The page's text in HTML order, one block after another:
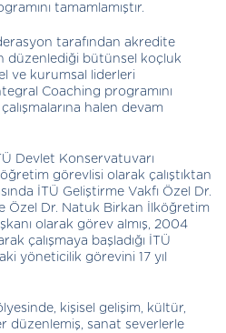
tamamlamıştır.
tarafından akredite
düzenlediği bütünsel koçluk
ve kurumsal liderleri
Coaching programını
halen devam
Devlet Konservatuvarı
görevlisi olarak çalıştıktan
İTÜ Geliştirme Vakfı Özel Dr.
Özel Dr. Natuk Birkan İlköğretim
olarak görev almış, 2004
çalışmaya başladığı İTÜ
yöneticilik görevini 17 yıl
kişisel gelişim, kültür,
düzenlemiş, sanat severlerle